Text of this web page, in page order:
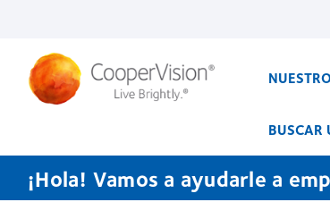
principal
BUSCAR
¡Hola! Vamos a ayudarle a